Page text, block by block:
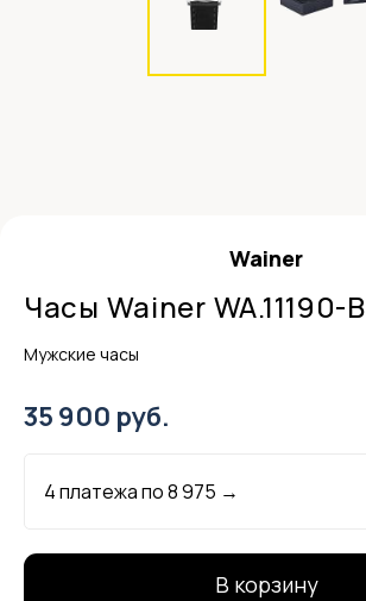
Wainer
Часы Wainer WA.11190-B
Мужские часы
35 900 руб.
4 платежа по8 975 →
В корзину